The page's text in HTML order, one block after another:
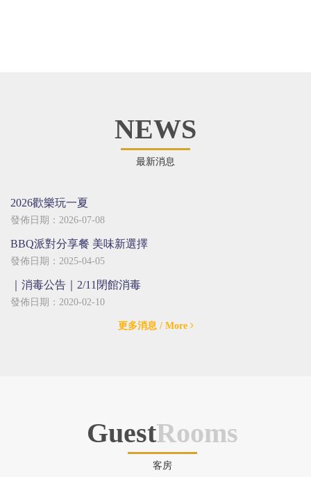
NEWS
最新消息
2026歡樂玩一夏
發佈日期：2026-07-08
BBQ派對分享餐 美味新選擇
發佈日期：2025-04-05
｜消毒公告｜2/11閉館消毒
發佈日期：2020-02-10
更多消息/ More
GuestRooms
客房